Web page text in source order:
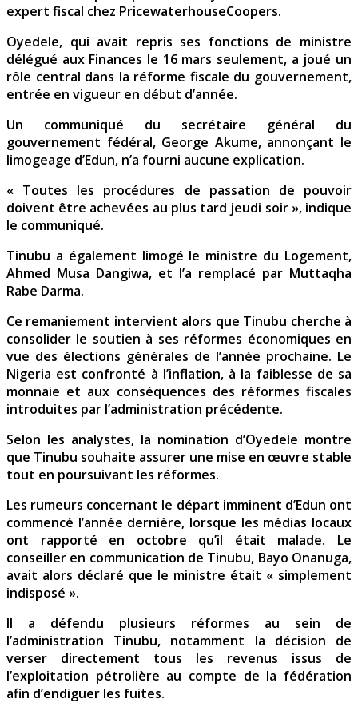
expert fiscal chez PricewaterhouseCoopers.
Oyedele, qui avait repris ses fonctions de ministre
délégué aux Finances le 16 mars seulement, a joué un
rôle central dans la réforme fiscale du gouvernement,
entrée en vigueur en début d’année.
Un communiqué du secrétaire général du
gouvernement fédéral, George Akume, annonçant le
limogeage d’Edun, n’a fourni aucune explication.
« Toutes les procédures de passation de pouvoir
doivent être achevées au plus tard jeudi soir », indique
le communiqué.
Tinubu a également limogé le ministre du Logement,
Ahmed Musa Dangiwa, et l’a remplacé par Muttaqha
Rabe Darma.
Ce remaniement intervient alors que Tinubu cherche à
consolider le soutien à ses réformes économiques en
vue des élections générales de l’année prochaine. Le
Nigeria est confronté à l’inflation, à la faiblesse de sa
monnaie et aux conséquences des réformes fiscales
introduites par l’administration précédente.
Selon les analystes, la nomination d’Oyedele montre
que Tinubu souhaite assurer une mise en œuvre stable
tout en poursuivant les réformes.
Les rumeurs concernant le départ imminent d’Edun ont
commencé l’année dernière, lorsque les médias locaux
ont rapporté en octobre qu’il était malade. Le
conseiller en communication de Tinubu, Bayo Onanuga,
avait alors déclaré que le ministre était « simplement
indisposé ».
Il a défendu plusieurs réformes au sein de
l’administration Tinubu, notamment la décision de
verser directement tous les revenus issus de
l’exploitation pétrolière au compte de la fédération
afin d’endiguer les fuites.